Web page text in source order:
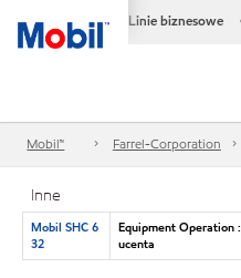
Linie biznesowe
Mobil™ Farrel-Corporation
Inne
Mobil SHC 6
32
Equipment Operation
ucenta